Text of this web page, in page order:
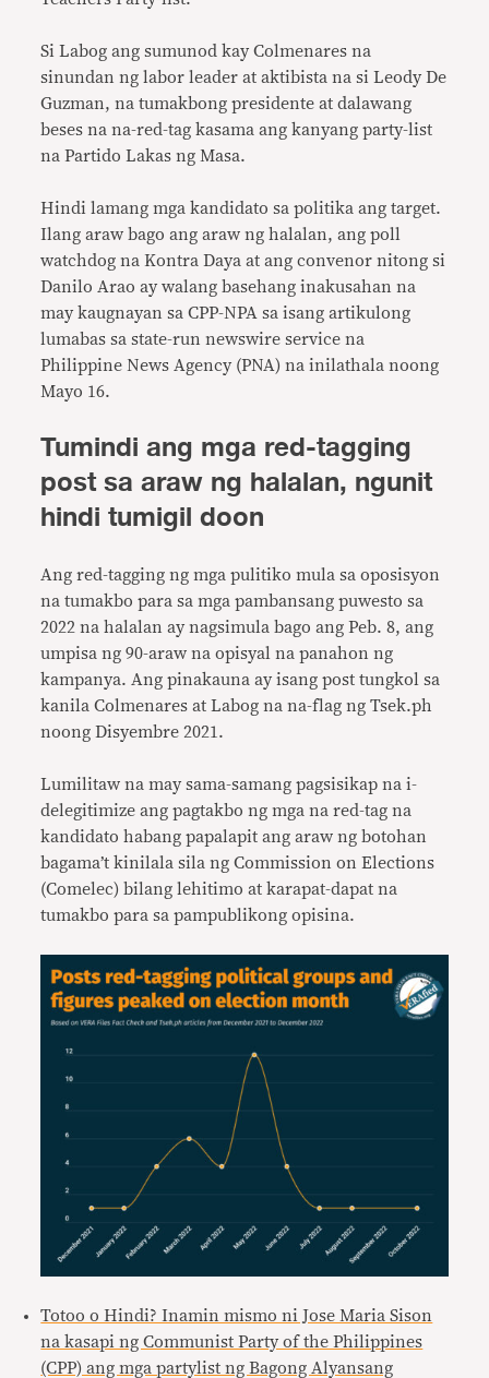
Si Labog ang sumunod kay Colmenares na
sinundan ng labor leader at aktibista na si Leody De
Guzman, na tumakbong presidente at dalawang
beses na na-red-tag kasama ang kanyang party-list
na Partido Lakas ng Masa.
Hindi lamang mga kandidato sa politika ang target.
Ilang araw bago ang araw ng halalan, ang poll
watchdog na Kontra Daya at ang convenor nitong si
Danilo Arao ay walang basehang inakusahan na
may kaugnayan sa CPP-NPA sa isang artikulong
lumabas sa state-run newswire service na
Philippine News Agency (PNA) na inilathala noong
Mayo 16.
Tumindi ang mga red-tagging
post sa araw ng halalan, ngunit
hindi tumigil doon
Ang red-tagging ng mga pulitiko mula sa oposisyon
na tumakbo para sa mga pambansang puwesto sa
2022 na halalan ay nagsimula bago ang Peb. 8, ang
umpisa ng 90-araw na opisyal na panahon ng
kampanya. Ang pinakauna ay isang post tungkol sa
kanila Colmenares at Labog na na-flag ng Tsek.ph
noong Disyembre 2021.
Lumilitaw na may sama-samang pagsisikap na i-
delegitimize ang pagtakbo ng mga na red-tag na
kandidato habang papalapit ang araw ng botohan
bagama’t kinilala sila ng Commission on Elections
(Comelec) bilang lehitimo at karapat-dapat na
tumakbo para sa pampublikong opisina.
Totoo o Hindi? Inamin mismo ni Jose Maria Sison
na kasapi ng Communist Party of the Philippines
(CPP) ang mga partylist ng Bagong Alyansang